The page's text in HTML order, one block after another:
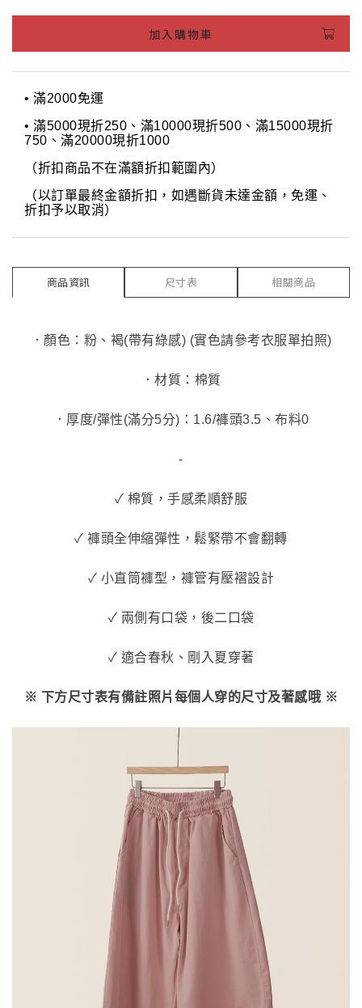
加入購物車
• 滿2000免運
• 滿5000現折250、滿10000現折500、滿15000現折
750、滿20000現折1000
（折扣商品不在滿額折扣範圍內）
（以訂單最終金額折扣，如遇斷貨未達金額，免運、
折扣予以取消）
商品資訊 尺寸表 相關商品
．顏色：粉、褐(帶有綠感) (實色請參考衣服單拍照)
．材質：棉質
．厚度/彈性(滿分5分)：1.6/褲頭3.5、布料0
-
✓ 棉質，手感柔順舒服
✓ 褲頭全伸縮彈性，鬆緊帶不會翻轉
✓ 小直筒褲型，褲管有壓褶設計
✓ 兩側有口袋，後二口袋
✓ 適合春秋、剛入夏穿著
※ 下方尺寸表有備註照片每個人穿的尺寸及著感哦 ※